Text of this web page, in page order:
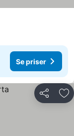
Se priser
Dela